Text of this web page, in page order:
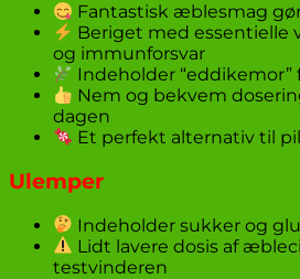
Fantastisk æblesmag
Beriget med essentielle
og immunforsvar
Indeholder
Nem og bekvem
dagen
Et perfekt alternativ til
Ulemper
Indeholder sukker og
Lidt lavere dosis af
testvinderen